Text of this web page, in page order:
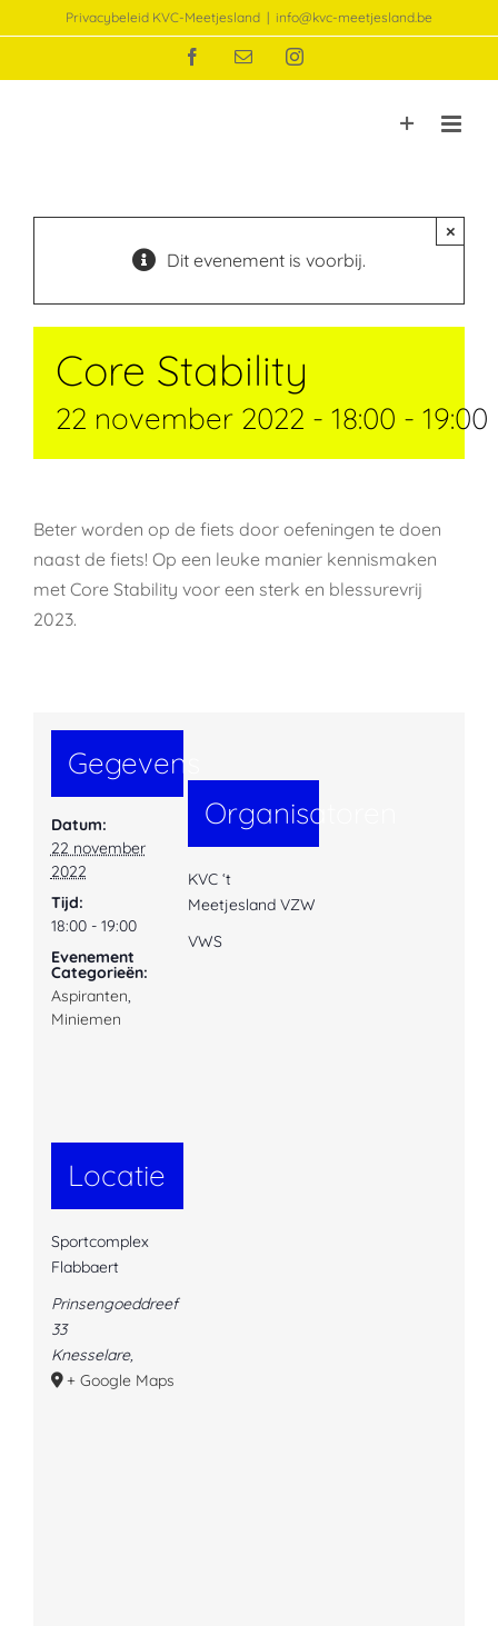
naar
Privacybeleid KVC-Meetjesland | info@kvc-meetjesland.be
Facebook
E-
Instagram
Dit evenement is voorbij.
×
Core Stability
22 november 2022 - 18:00 - 19:00
Beter worden op de fiets door oefeningen te doen
naast de fiets! Op een leuke manier kennismaken
met Core Stability voor een sterk en blessurevrij
2023.
Gegevens
Datum:
22 november
2022
Tijd:
18:00 - 19:00
Evenement
Categorieën:
Aspiranten,
Miniemen
Organisatoren
KVC ‘t
Meetjesland VZW
VWS
Locatie
Sportcomplex
Flabbaert
Prinsengoeddreef
33
Knesselare,
+ Google Maps